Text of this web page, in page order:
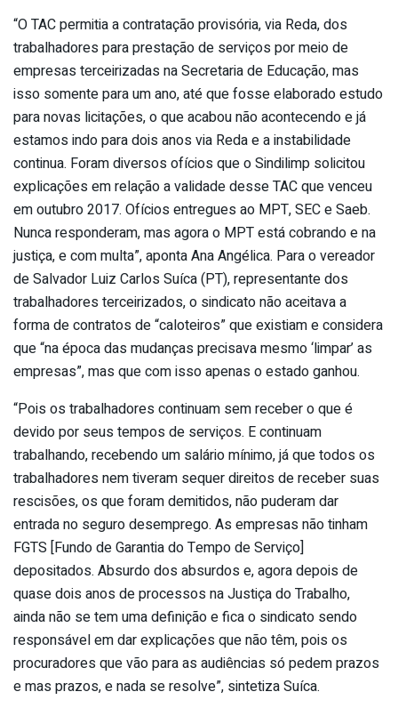
“O TAC permitia a contratação provisória, via Reda, dos
trabalhadores para prestação de serviços por meio de
empresas terceirizadas na Secretaria de Educação, mas
isso somente para um ano, até que fosse elaborado estudo
para novas licitações, o que acabou não acontecendo e já
estamos indo para dois anos via Reda e a instabilidade
continua. Foram diversos ofícios que o Sindilimp solicitou
explicações em relação a validade desse TAC que venceu
em outubro 2017. Ofícios entregues ao MPT, SEC e Saeb.
Nunca responderam, mas agora o MPT está cobrando e na
justiça, e com multa”, aponta Ana Angélica. Para o vereador
de Salvador Luiz Carlos Suíca (PT), representante dos
trabalhadores terceirizados, o sindicato não aceitava a
forma de contratos de “caloteiros” que existiam e considera
que “na época das mudanças precisava mesmo ‘limpar’ as
empresas”, mas que com isso apenas o estado ganhou.
“Pois os trabalhadores continuam sem receber o que é
devido por seus tempos de serviços. E continuam
trabalhando, recebendo um salário mínimo, já que todos os
trabalhadores nem tiveram sequer direitos de receber suas
rescisões, os que foram demitidos, não puderam dar
entrada no seguro desemprego. As empresas não tinham
FGTS [Fundo de Garantia do Tempo de Serviço]
depositados. Absurdo dos absurdos e, agora depois de
quase dois anos de processos na Justiça do Trabalho,
ainda não se tem uma definição e fica o sindicato sendo
responsável em dar explicações que não têm, pois os
procuradores que vão para as audiências só pedem prazos
e mas prazos, e nada se resolve”, sintetiza Suíca.